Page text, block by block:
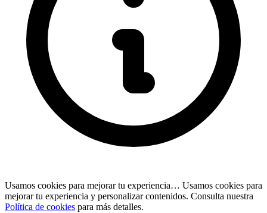
Usamos cookies para mejorar tu experiencia… Usamos cookies para
mejorar tu experiencia y personalizar contenidos. Consulta nuestra
Política de cookies para más detalles.